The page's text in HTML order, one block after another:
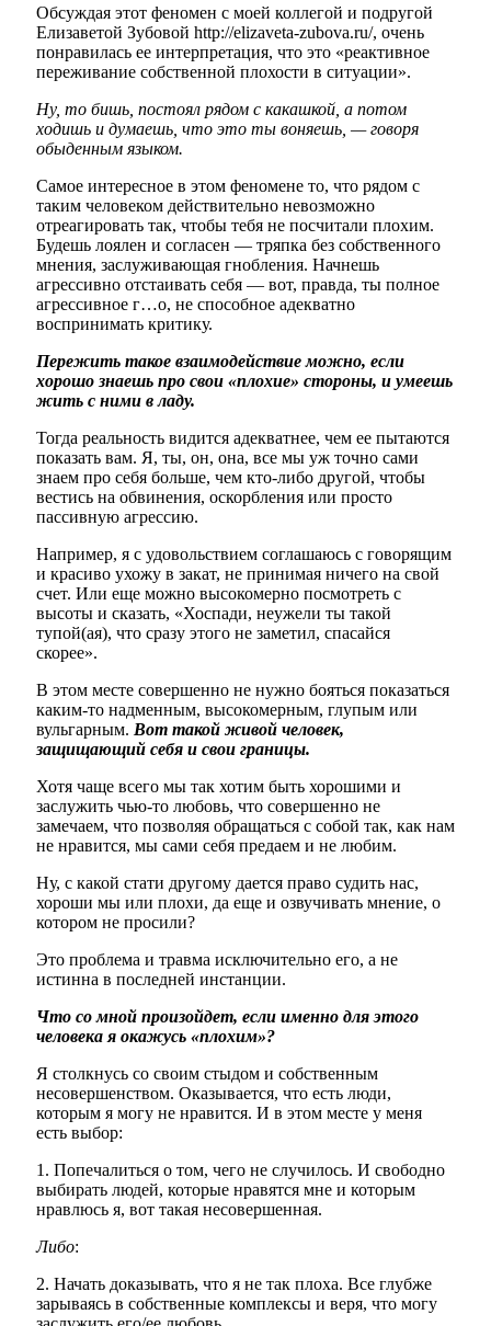
Обсуждая этот феномен с моей коллегой и подругой
Елизаветой Зубовой http://elizaveta-zubova.ru/, очень
понравилась ее интерпретация, что это «реактивное
переживание собственной плохости в ситуации».
Ну, то бишь, постоял рядом с какашкой, а потом
ходишь и думаешь, что это ты воняешь, — говоря
обыденным языком.
Самое интересное в этом феномене то, что рядом с
таким человеком действительно невозможно
отреагировать так, чтобы тебя не посчитали плохим.
Будешь лоялен и согласен — тряпка без собственного
мнения, заслуживающая гнобления. Начнешь
агрессивно отстаивать себя — вот, правда, ты полное
агрессивное г…о, не способное адекватно
воспринимать критику.
Пережить такое взаимодействие можно, если
хорошо знаешь про свои «плохие» стороны, и умеешь
жить с ними в ладу.
Тогда реальность видится адекватнее, чем ее пытаются
показать вам. Я, ты, он, она, все мы уж точно сами
знаем про себя больше, чем кто-либо другой, чтобы
вестись на обвинения, оскорбления или просто
пассивную агрессию.
Например, я с удовольствием соглашаюсь с говорящим
и красиво ухожу в закат, не принимая ничего на свой
счет. Или еще можно высокомерно посмотреть с
высоты и сказать, «Хоспади, неужели ты такой
тупой(ая), что сразу этого не заметил, спасайся
скорее».
В этом месте совершенно не нужно бояться показаться
каким-то надменным, высокомерным, глупым или
вульгарным. Вот такой живой человек,
защищающий себя и свои границы.
Хотя чаще всего мы так хотим быть хорошими и
заслужить чью-то любовь, что совершенно не
замечаем, что позволяя обращаться с собой так, как нам
не нравится, мы сами себя предаем и не любим.
Ну, с какой стати другому дается право судить нас,
хороши мы или плохи, да еще и озвучивать мнение, о
котором не просили?
Это проблема и травма исключительно его, а не
истинна в последней инстанции.
Что со мной произойдет, если именно для этого
человека я окажусь «плохим»?
Я столкнусь со своим стыдом и собственным
несовершенством. Оказывается, что есть люди,
которым я могу не нравится. И в этом месте у меня
есть выбор:
1. Попечалиться о том, чего не случилось. И свободно
выбирать людей, которые нравятся мне и которым
нравлюсь я, вот такая несовершенная.
Либо:
2. Начать доказывать, что я не так плоха. Все глубже
зарываясь в собственные комплексы и веря, что могу